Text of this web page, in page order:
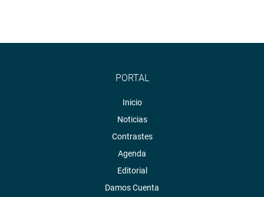
PORTAL
Inicio
Noticias
Contrastes
Agenda
Editorial
Damos Cuenta